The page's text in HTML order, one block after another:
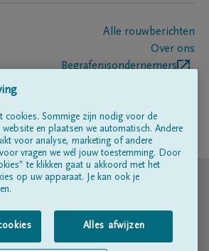
Alle rouwberichten
Over ons
Begrafenisondernemers
© DELA
Privacyverklaring
cookies. Sommige zijn nodig voor de
en plaatsen we automatisch. Andere
voor analyse, marketing of andere
vragen we wél jouw toestemming. Door
te klikken gaat u akkoord met het
op uw apparaat. Je kan ook je
Alles afwijzen